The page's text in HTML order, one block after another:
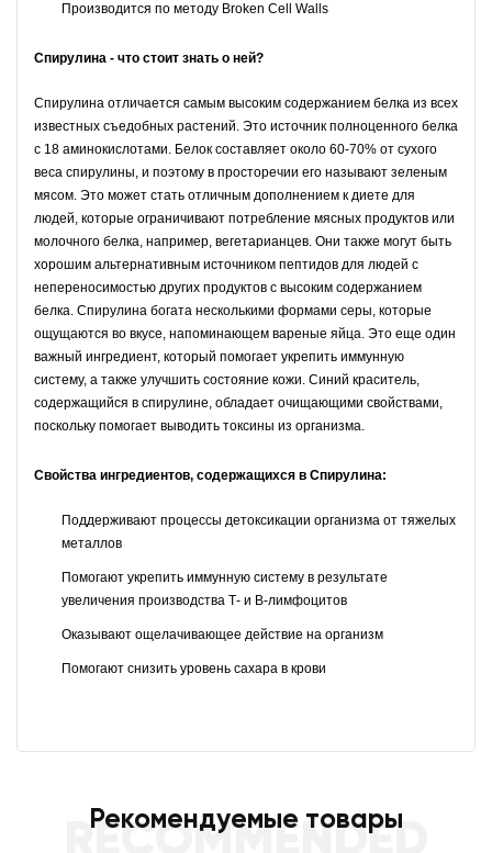
Производится по методу Broken Cell Walls
Спирулина - что стоит знать о ней?
Спирулина отличается самым высоким содержанием белка из всех
известных съедобных растений. Это источник полноценного белка
с 18 аминокислотами. Белок составляет около 60-70% от сухого
веса спирулины, и поэтому в просторечии его называют зеленым
мясом. Это может стать отличным дополнением к диете для
людей, которые ограничивают потребление мясных продуктов или
молочного белка, например, вегетарианцев. Они также могут быть
хорошим альтернативным источником пептидов для людей с
непереносимостью других продуктов с высоким содержанием
белка. Спирулина богата несколькими формами серы, которые
ощущаются во вкусе, напоминающем вареные яйца. Это еще один
важный ингредиент, который помогает укрепить иммунную
систему, а также улучшить состояние кожи. Синий краситель,
содержащийся в спирулине, обладает очищающими свойствами,
поскольку помогает выводить токсины из организма.
Свойства ингредиентов, содержащихся в Спирулина:
Поддерживают процессы детоксикации организма от тяжелых
металлов
Помогают укрепить иммунную систему в результате
увеличения производства Т- и В-лимфоцитов
Оказывают ощелачивающее действие на организм
Помогают снизить уровень сахара в крови
RECOMMENDED
Рекомендуемые товары